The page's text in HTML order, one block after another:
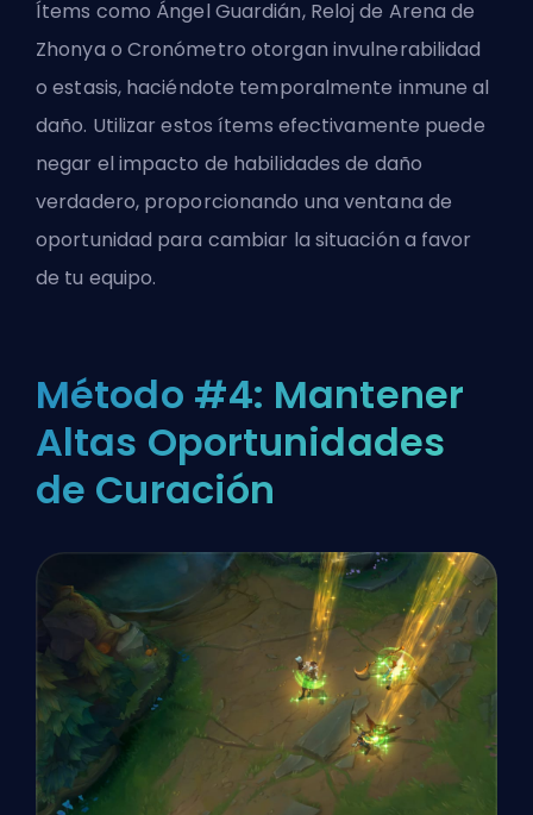
Ítems como Ángel Guardián, Reloj de Arena de
Zhonya o Cronómetro otorgan invulnerabilidad
o estasis, haciéndote temporalmente inmune al
daño. Utilizar estos ítems efectivamente puede
negar el impacto de habilidades de daño
verdadero, proporcionando una ventana de
oportunidad para cambiar la situación a favor
de tu equipo.
Método #4: Mantener
Altas Oportunidades
de Curación